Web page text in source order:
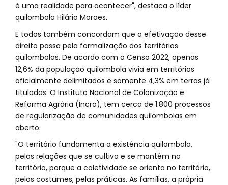
é uma realidade para acontecer", destaca o líder
quilombola Hilário Moraes.
E todos também concordam que a efetivação desse
direito passa pela formalização dos territórios
quilombolas. De acordo com o Censo 2022, apenas
12,6% da população quilombola vivia em territórios
oficialmente delimitados e somente 4,3% em terras já
tituladas. O Instituto Nacional de Colonização e
Reforma Agrária (Incra), tem cerca de 1.800 processos
de regularização de comunidades quilombolas em
aberto.
"O território fundamenta a existência quilombola,
pelas relações que se cultiva e se mantém no
território, porque a coletividade se orienta no território,
pelos costumes, pelas práticas. As famílias, a própria